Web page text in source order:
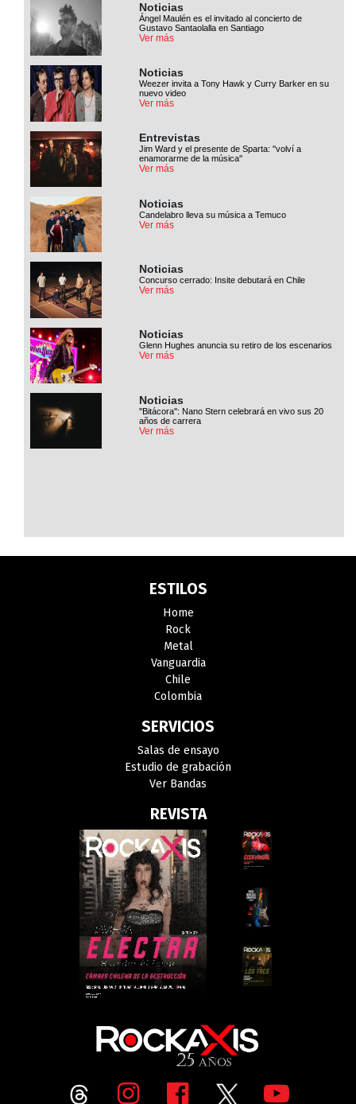
Noticias
Ángel Maulén es el invitado al concierto de
Gustavo Santaolalla en Santiago
Ver más
Noticias
Weezer invita a Tony Hawk y Curry Barker en su
nuevo video
Ver más
Entrevistas
Jim Ward y el presente de Sparta: ''volví a
enamorarme de la música''
Ver más
Noticias
Candelabro lleva su música a Temuco
Ver más
Noticias
Concurso cerrado: Insite debutará en Chile
Ver más
Noticias
Glenn Hughes anuncia su retiro de los escenarios
Ver más
Noticias
''Bitácora'': Nano Stern celebrará en vivo sus 20
años de carrera
Ver más
ESTILOS
Home
Rock
Metal
Vanguardia
Chile
Colombia
SERVICIOS
Salas de ensayo
Estudio de grabación
Ver Bandas
REVISTA